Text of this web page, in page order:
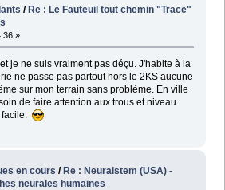
/ Re : Le Fauteuil tout chemin "Trace"
»
je ne suis vraiment pas déçu. J'habite à la
ne passe pas partout hors le 2KS aucune
sur mon terrain sans problème. En ville
de faire attention aux trous et niveau
en cours /Re : Neuralstem (USA) -
neurales humaines